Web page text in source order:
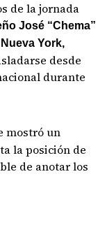
de la jornada
José “Chema”
York,
desde
durante
mostró un
la posición de
de anotar los